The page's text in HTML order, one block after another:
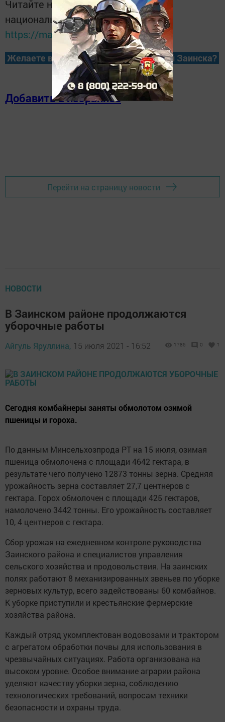
Читайте новости Татарстана в
национальном мессенджере MАХ:
https://max.ru/tatmedia
Желаете всегда быть в курсе новостей Заинска?
Добавить в избранное
Перейти на страницу новости
НОВОСТИ
В Заинском районе продолжаются
уборочные работы
Айгуль Яруллина, 15 июля 2021 - 16:52 1785 0 1
Сегодня комбайнеры заняты обмолотом озимой
пшеницы и гороха.
По данным Минсельхозпрода РТ на 15 июля, озимая
пшеница обмолочена с площади 4642 гектара, в
результате чего получено 12873 тонны зерна. Средняя
урожайность зерна составляет 27,7 центнеров с
гектара. Горох обмолочен с площади 425 гектаров,
намолочено 3442 тонны. Его урожайность составляет
10, 4 центнеров с гектара.
Сбор урожая на ежедневном контроле руководства
Заинского района и специалистов управления
сельского хозяйства и продовольствия. На заинских
полях работают 8 механизированных звеньев по уборке
зерновых культур, всего задействованы 60 комбайнов.
К уборке приступили и крестьянские фермерские
хозяйства района.
Каждый отряд укомплектован водовозами и трактором
с агрегатом обработки почвы для использования в
чрезвычайных ситуациях. Работа организована на
высоком уровне. Особое внимание аграрии района
уделяют качеству уборки зерна, соблюдению
технологических требований, вопросам техники
безопасности и охраны труда.